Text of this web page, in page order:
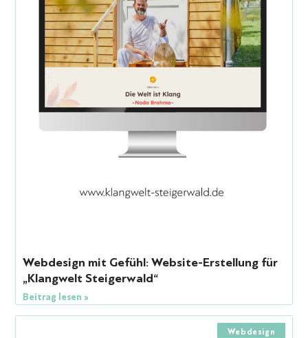
Webdesign mit Gefühl: Website-Erstellung für
„Klangwelt Steigerwald“
Beitrag lesen »
Webdesign